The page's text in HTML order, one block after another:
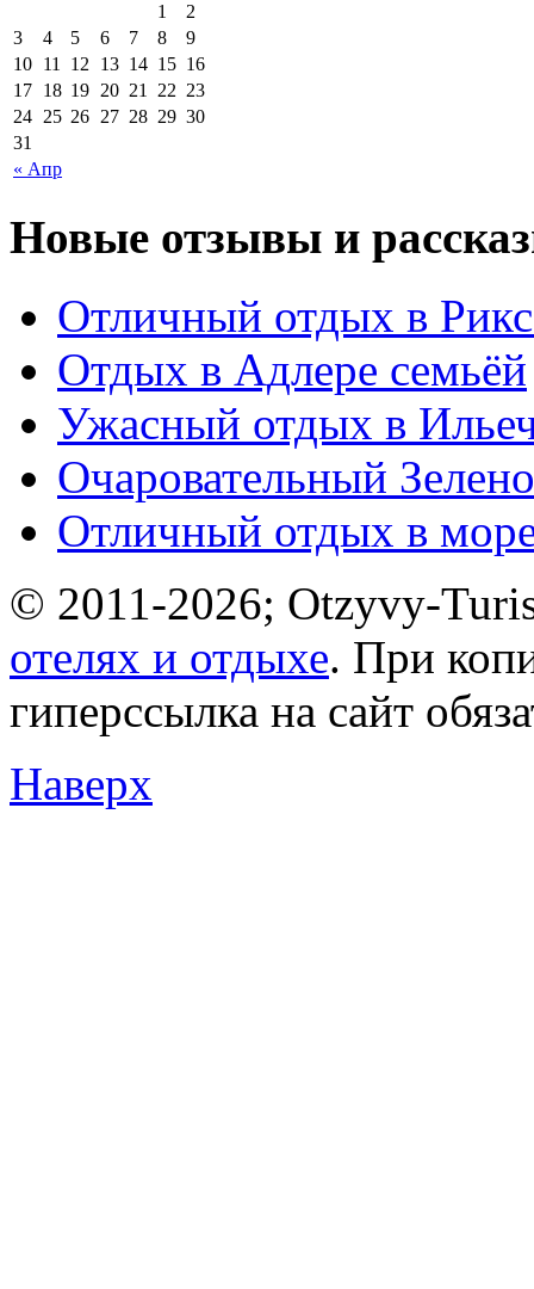
« Апр
1
2
3
4 5 6 7 8
9
10 11 12 13 14 15 16
17 18 19 20 21 22 23
24 25 26 27 28 29 30
31
Новые отзывы и
Отличный отдых в
Отдых в Адлере семьёй
Ужасный отдых в
Очаровательный
Отличный отдых в
© 2011-2026; Otzyvy-
отелях и отдыхе. При
гиперссылка на сайт
Наверх